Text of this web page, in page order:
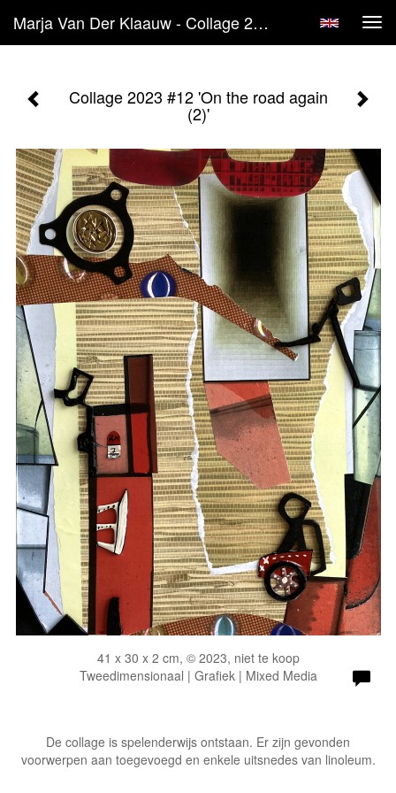
Marja Van Der Klaauw - Collage 2023 #12 'On The Road Again (2)'
Collage 2023 #12 'On the road again
(2)'
41 x 30 x 2 cm, © 2023, niet te koop
Tweedimensionaal | Grafiek | Mixed Media
De collage is spelenderwijs ontstaan. Er zijn gevonden
voorwerpen aan toegevoegd en enkele uitsnedes van linoleum.